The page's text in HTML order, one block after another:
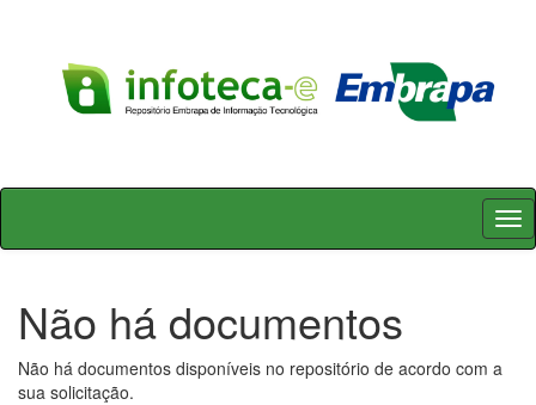
Skip
Não há documentos
Não há documentos disponíveis no repositório de acordo com a
sua solicitação.